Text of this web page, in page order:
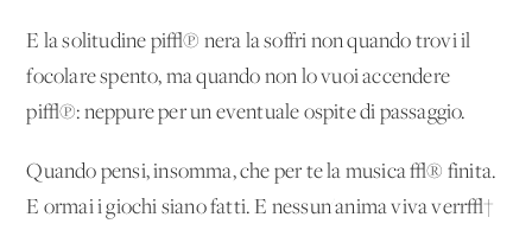
E la solitudine pi√π nera la soffri non quando trovi il
focolare spento, ma quando non lo vuoi accendere
pi√π: neppure per un eventuale ospite di passaggio.
Quando pensi, insomma, che per te la musica √® finita.
E ormai i giochi siano fatti. E nessun'anima viva verr√†